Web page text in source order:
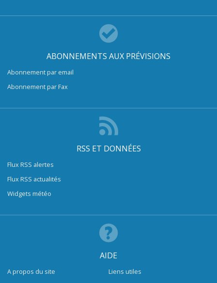
ABONNEMENTS AUX PRÉVISIONS
Abonnement par email
Abonnement par Fax
RSS ET DONNÉES
Flux RSS alertes
Flux RSS actualités
Widgets météo
AIDE
A propos du site
Liens utiles